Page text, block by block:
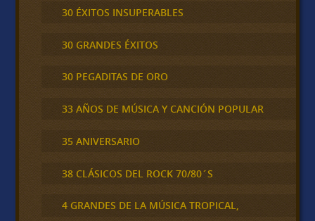
30 ÉXITOS INSUPERABLES
30 GRANDES ÉXITOS
30 PEGADITAS DE ORO
33 AÑOS DE MÚSICA Y CANCIÓN POPULAR
35 ANIVERSARIO
38 CLÁSICOS DEL ROCK 70/80´S
4 GRANDES DE LA MÚSICA TROPICAL,